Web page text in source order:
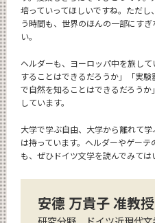
培っていってほしいですね。ただ
う時間も、世界のほんの一部にす
い。
ヘルダーも、ヨーロッパ中を旅し
することはできるだろうか」「実
で自然を知ることはできるだろう
しています。
大学で学ぶ自由、大学から離れて
は持っています。ヘルダーやゲー
も、ぜひドイツ文学を読んでみては
安德 万貴子 准教授